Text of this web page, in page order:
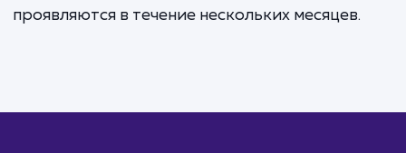
ждать?
долгосрочной стратегией, которая